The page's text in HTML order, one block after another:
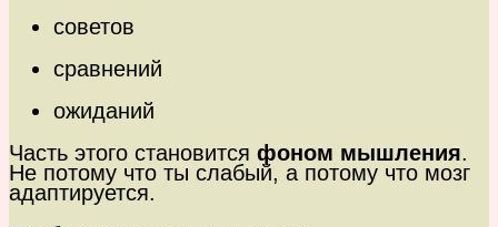
советов
сравнений
ожиданий
Часть этого становится фоном мышления.
Не потому что ты слабый, а потому что мозг
адаптируется.